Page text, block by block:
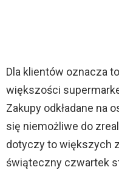
Dla klientów oznacza
większości
Zakupy odkładane na
się niemożliwe do
dotyczy to większych
świąteczny czwartek